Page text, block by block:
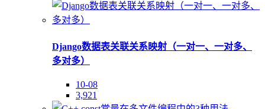
Django数据表关联关系映射（一对一、一对多、
多对多）
10-08
3,921